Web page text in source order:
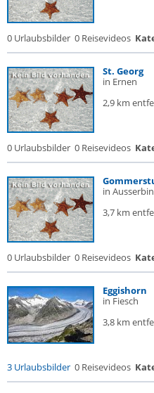
0 Urlaubsbilder 0 Reisevideos
St. Georg
in Ernen
2,9 km
0 Urlaubsbilder 0 Reisevideos
in
3,7 km
0 Urlaubsbilder 0 Reisevideos
Eggishorn
in Fiesch
3,8 km
3 Urlaubsbilder 0 Reisevideos